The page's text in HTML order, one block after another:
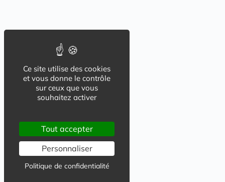
Ce site utilise des cookies
et vous donne le contrôle
sur ceux que vous
souhaitez activer
Tout accepter
Personnaliser
Politique de confidentialité